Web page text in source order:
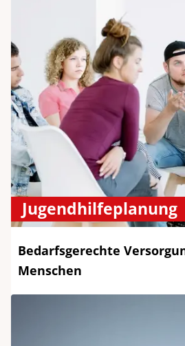
Jugendhilfeplanung
Bedarfsgerechte
Menschen